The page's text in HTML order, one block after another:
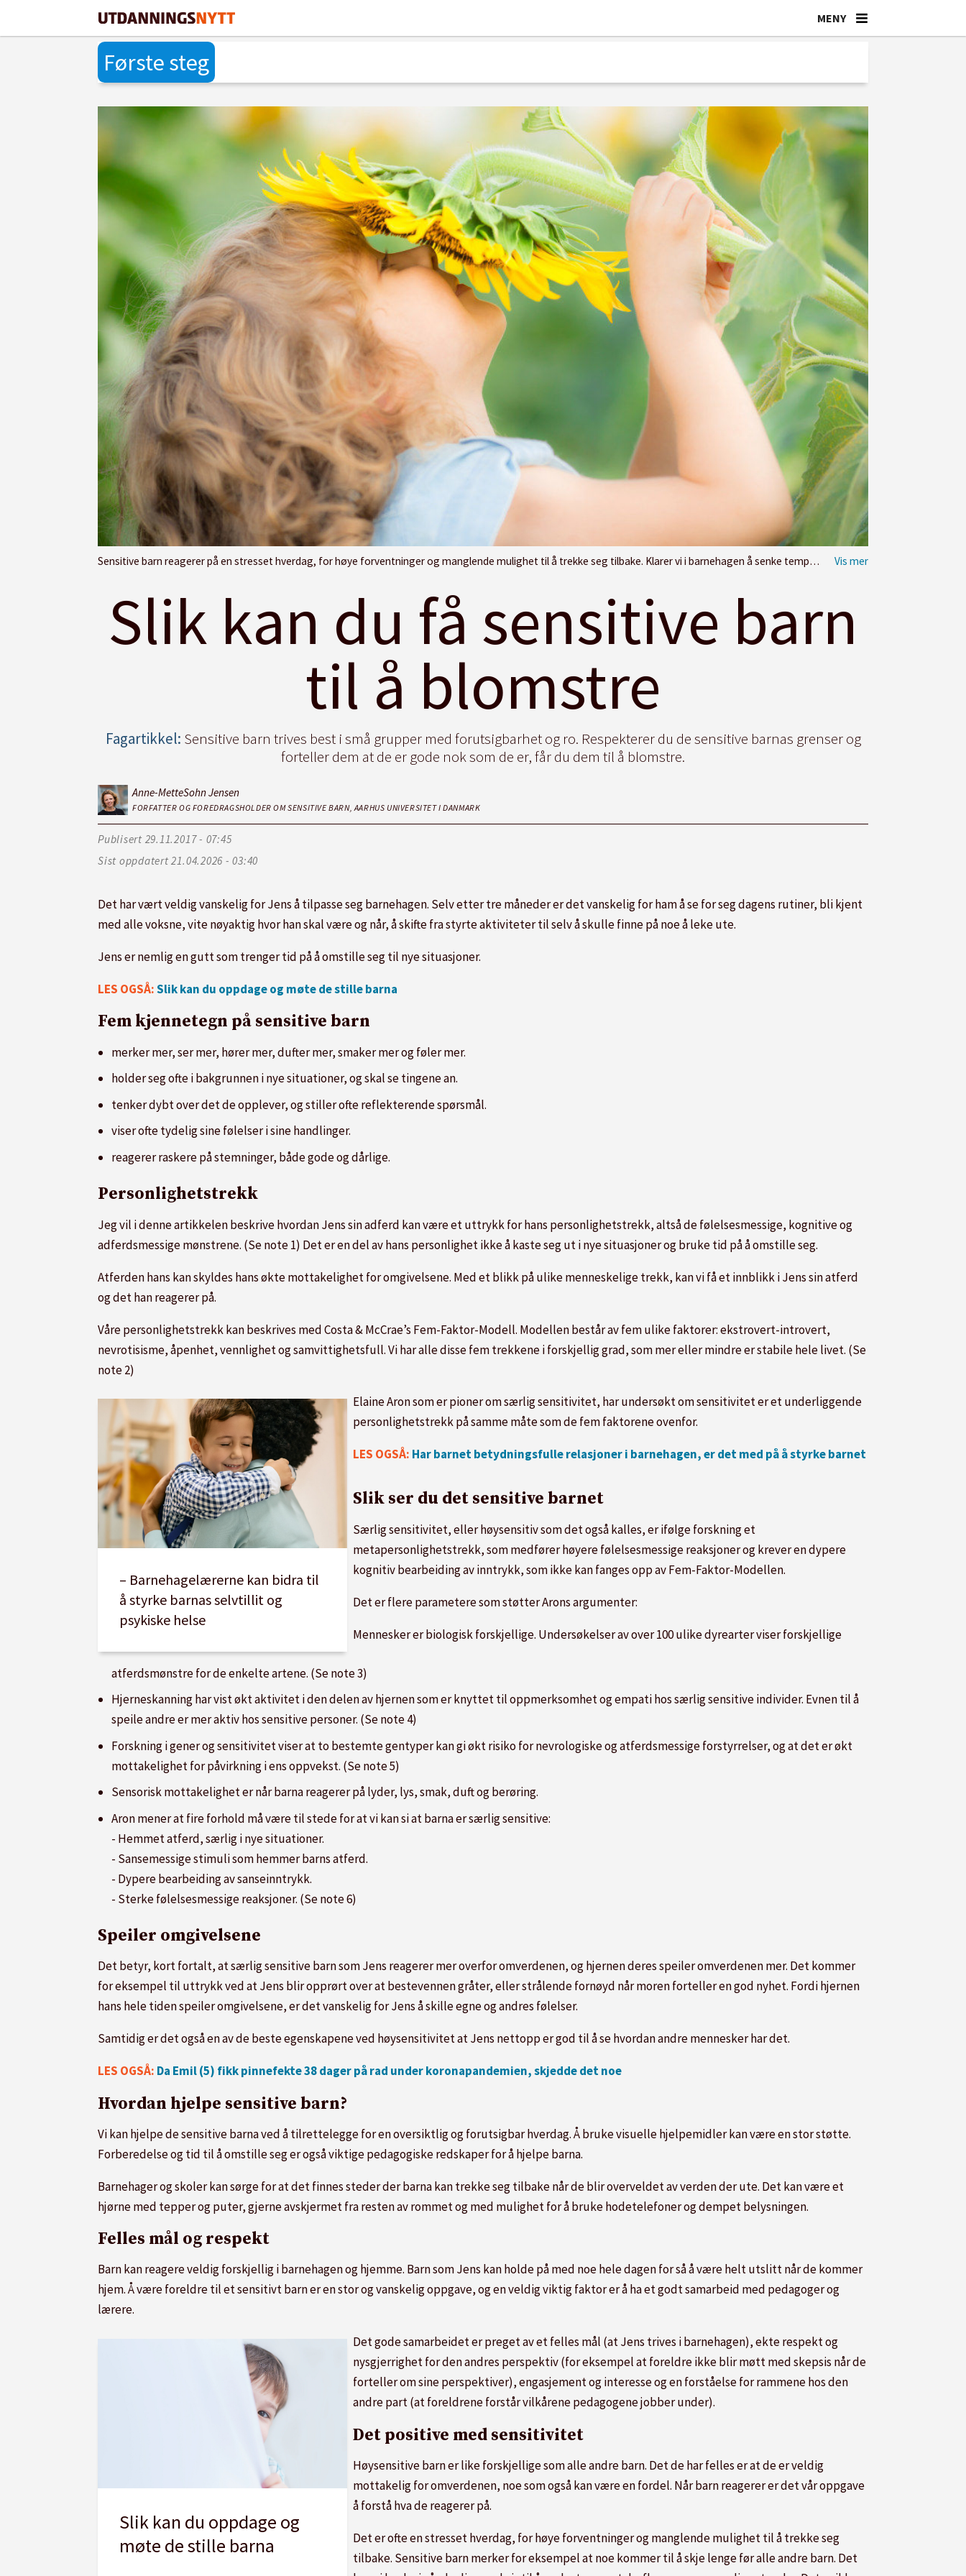
Første steg
Sensitive barn reagerer på en stresset hverdag, for høye forventninger og manglende mulighet til å trekke seg tilbake. Klarer vi i barnehagen å senke tempoet, ha flere pauser og rolige stunder er det ikke bare en fordel for sensitive barn, men for alle barna. Foto: Fotolia.com
Slik kan du få sensitive barn
til å blomstre
Fagartikkel: Sensitive barn trives best i små grupper med forutsigbarhet og ro. Respekterer du de sensitive barnas grenser og
forteller dem at de er gode nok som de er, får du dem til å blomstre.
Anne-MetteSohn Jensen
FORFATTER OG FOREDRAGSHOLDER OM SENSITIVE BARN, AARHUS UNIVERSITET I DANMARK
Publisert
29.11.2017 - 07:45
Sist oppdatert
21.04.2026 - 03:40
Det har vært veldig vanskelig for Jens å tilpasse seg barnehagen. Selv etter tre måneder er det vanskelig for ham å se for seg dagens rutiner, bli kjent
med alle voksne, vite nøyaktig hvor han skal være og når, å skifte fra styrte aktiviteter til selv å skulle finne på noe å leke ute.
Jens er nemlig en gutt som trenger tid på å omstille seg til nye situasjoner.
LES OGSÅ:Slik kan du oppdage og møte de stille barna
Fem kjennetegn på sensitive barn
merker mer, ser mer, hører mer, dufter mer, smaker mer og føler mer.
holder seg ofte i bakgrunnen i nye situationer, og skal se tingene an.
tenker dybt over det de opplever, og stiller ofte reflekterende spørsmål.
viser ofte tydelig sine følelser i sine handlinger.
reagerer raskere på stemninger, både gode og dårlige.
Personlighetstrekk
Jeg vil i denne artikkelen beskrive hvordan Jens sin adferd kan være et uttrykk for hans personlighetstrekk, altså de følelsesmessige, kognitive og
adferdsmessige mønstrene. (Se note 1) Det er en del av hans personlighet ikke å kaste seg ut i nye situasjoner og bruke tid på å omstille seg.
Atferden hans kan skyldes hans økte mottakelighet for omgivelsene. Med et blikk på ulike menneskelige trekk, kan vi få et innblikk i Jens sin atferd
og det han reagerer på.
Våre personlighetstrekk kan beskrives med Costa & McCrae’s Fem-Faktor-Modell. Modellen består av fem ulike faktorer: ekstrovert-introvert,
nevrotisisme, åpenhet, vennlighet og samvittighetsfull. Vi har alle disse fem trekkene i forskjellig grad, som mer eller mindre er stabile hele livet. (Se
note 2)
– Barnehagelærerne kan bidra til
å styrke barnas selvtillit og
psykiske helse
Elaine Aron som er pioner om særlig sensitivitet, har undersøkt om sensitivitet er et underliggende
personlighetstrekk på samme måte som de fem faktorene ovenfor.
LES OGSÅ: Har barnet betydningsfulle relasjoner i barnehagen, er det med på å styrke barnet
Slik ser du det sensitive barnet
Særlig sensitivitet, eller høysensitiv som det også kalles, er ifølge forskning et
metapersonlighetstrekk, som medfører høyere følelsesmessige reaksjoner og krever en dypere
kognitiv bearbeiding av inntrykk, som ikke kan fanges opp av Fem-Faktor-Modellen.
Det er flere parametere som støtter Arons argumenter:
Mennesker er biologisk forskjellige. Undersøkelser av over 100 ulike dyrearter viser forskjellige
atferdsmønstre for de enkelte artene. (Se note 3)
Hjerneskanning har vist økt aktivitet i den delen av hjernen som er knyttet til oppmerksomhet og empati hos særlig sensitive individer. Evnen til å
speile andre er mer aktiv hos sensitive personer. (Se note 4)
Forskning i gener og sensitivitet viser at to bestemte gentyper kan gi økt risiko for nevrologiske og atferdsmessige forstyrrelser, og at det er økt
mottakelighet for påvirkning i ens oppvekst. (Se note 5)
Sensorisk mottakelighet er når barna reagerer på lyder, lys, smak, duft og berøring.
Aron mener at fire forhold må være til stede for at vi kan si at barna er særlig sensitive:
- Hemmet atferd, særlig i nye situationer.
- Sansemessige stimuli som hemmer barns atferd.
- Dypere bearbeiding av sanseinntrykk.
- Sterke følelsesmessige reaksjoner. (Se note 6)
Speiler omgivelsene
Det betyr, kort fortalt, at særlig sensitive barn som Jens reagerer mer overfor omverdenen, og hjernen deres speiler omverdenen mer. Det kommer
for eksempel til uttrykk ved at Jens blir opprørt over at bestevennen gråter, eller strålende fornøyd når moren forteller en god nyhet. Fordi hjernen
hans hele tiden speiler omgivelsene, er det vanskelig for Jens å skille egne og andres følelser.
Samtidig er det også en av de beste egenskapene ved høysensitivitet at Jens nettopp er god til å se hvordan andre mennesker har det.
LES OGSÅ: Da Emil (5) fikk pinnefekte 38 dager på rad under koronapandemien, skjedde det noe
Hvordan hjelpe sensitive barn?
Vi kan hjelpe de sensitive barna ved å tilrettelegge for en oversiktlig og forutsigbar hverdag. Å bruke visuelle hjelpemidler kan være en stor støtte.
Forberedelse og tid til å omstille seg er også viktige pedagogiske redskaper for å hjelpe barna.
Barnehager og skoler kan sørge for at det finnes steder der barna kan trekke seg tilbake når de blir overveldet av verden der ute. Det kan være et
hjørne med tepper og puter, gjerne avskjermet fra resten av rommet og med mulighet for å bruke hodetelefoner og dempet belysningen.
Felles mål og respekt
Barn kan reagere veldig forskjellig i barnehagen og hjemme. Barn som Jens kan holde på med noe hele dagen for så å være helt utslitt når de kommer
hjem. Å være foreldre til et sensitivt barn er en stor og vanskelig oppgave, og en veldig viktig faktor er å ha et godt samarbeid med pedagoger og
lærere.
Slik kan du oppdage og
møte de stille barna
Det gode samarbeidet er preget av et felles mål (at Jens trives i barnehagen), ekte respekt og
nysgjerrighet for den andres perspektiv (for eksempel at foreldre ikke blir møtt med skepsis når de
forteller om sine perspektiver), engasjement og interesse og en forståelse for rammene hos den
andre part (at foreldrene forstår vilkårene pedagogene jobber under).
Det positive med sensitivitet
Høysensitive barn er like forskjellige som alle andre barn. Det de har felles er at de er veldig
mottakelig for omverdenen, noe som også kan være en fordel. Når barn reagerer er det vår oppgave
å forstå hva de reagerer på.
Det er ofte en stresset hverdag, for høye forventninger og manglende mulighet til å trekke seg
tilbake. Sensitive barn merker for eksempel at noe kommer til å skje lenge før alle andre barn. Det